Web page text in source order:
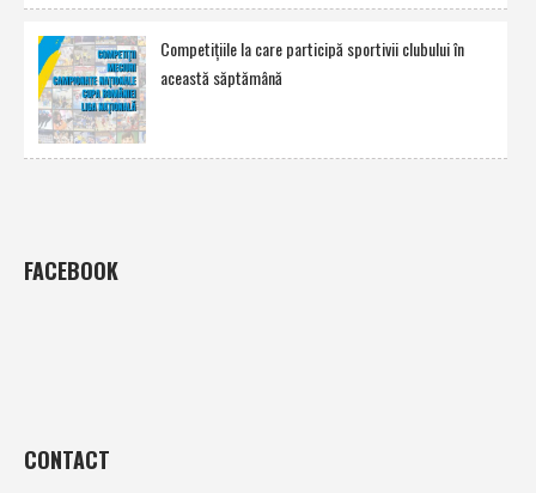
Competiţiile la care participă sportivii clubului în
această săptămână
FACEBOOK
CONTACT